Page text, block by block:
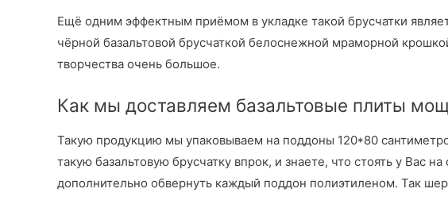
Ещё одним эффектным приёмом в укладке такой брусчатки
чёрной базальтовой брусчаткой белоснежной мраморной
творчества очень большое.
Как мы доставляем базальтовые плиты
Такую продукцию мы упаковываем на поддоны 120*80
такую базальтовую брусчатку впрок, и знаете, что стоять у
дополнительно обвернуть каждый поддон полиэтиленом. Так